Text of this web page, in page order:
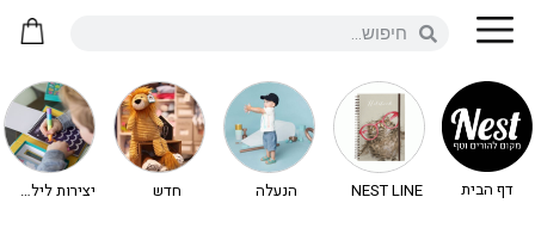
דף הבית NEST LINE הנעלה חדש יצירות לילדים - יצירה לילדים